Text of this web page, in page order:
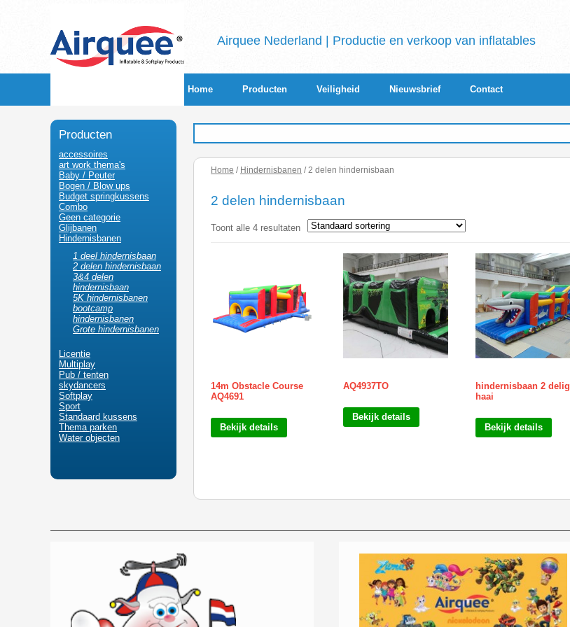
Airquee Nederland | Productie en verkoop van inflatables
Home Producten Veiligheid Nieuwsbrief Contact
Producten
accessoires
art work thema's
Baby / Peuter
Bogen / Blow ups
Budget springkussens
Combo
Geen categorie
Glijbanen
Hindernisbanen
1 deel hindernisbaan
2 delen hindernisbaan
3&4 delen
hindernisbaan
5K hindernisbanen
bootcamp
hindernisbanen
Grote hindernisbanen
Licentie
Multiplay
Pub / tenten
skydancers
Softplay
Sport
Standaard kussens
Thema parken
Water objecten
Home / Hindernisbanen / 2 delen hindernisbaan
2 delen hindernisbaan
Toont alle 4 resultaten
14m Obstacle Course
AQ4691
Bekijk details
AQ4937TO
Bekijk details
hindernisbaan 2 delig
haai
Bekijk details